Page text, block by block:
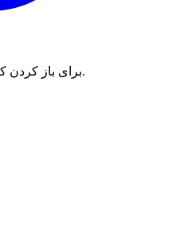
برای باز کردن کانال رسمی، روی یک آیکن بزنید.